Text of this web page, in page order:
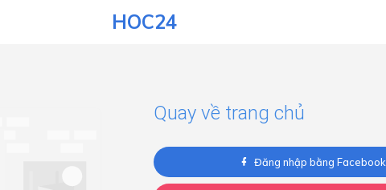
HOC24
Quay về trang chủ
Đăng nhập bằng Facebook